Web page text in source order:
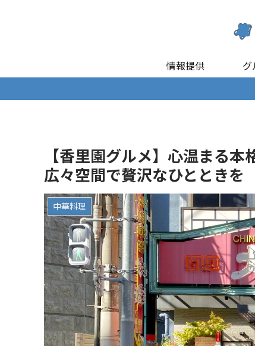
情報提供 グ
【香里園グルメ】心温まる
広々空間で贅沢なひとときを
中華料理